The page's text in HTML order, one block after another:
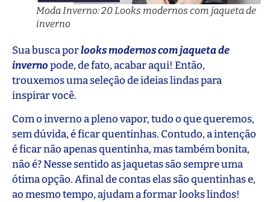
Moda Inverno: 20 Looks modernos com jaqueta de
inverno
Sua busca porlooks modernos com jaqueta de
invernopode, de fato, acabar aqui! Então,
trouxemos uma seleção de ideias lindas para
inspirar você.
Com o inverno a pleno vapor, tudo o que queremos,
sem dúvida, é ficar quentinhas. Contudo, a intenção
é ficar não apenas quentinha, mas também bonita,
não é? Nesse sentido as jaquetas são sempre uma
ótima opção. Afinal de contas elas são quentinhas e,
ao mesmo tempo, ajudam a formar looks lindos!